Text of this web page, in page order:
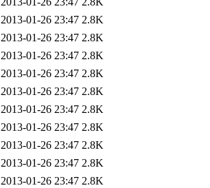
2013-01-26 23:47 2.8K
2013-01-26 23:47 2.8K
2013-01-26 23:47 2.8K
2013-01-26 23:47 2.8K
2013-01-26 23:47 2.8K
2013-01-26 23:47 2.8K
2013-01-26 23:47 2.8K
2013-01-26 23:47 2.8K
2013-01-26 23:47 2.8K
2013-01-26 23:47 2.8K